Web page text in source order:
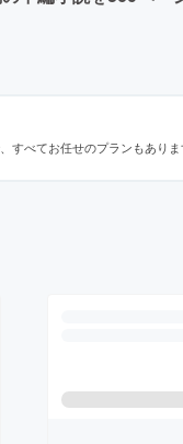
すべてお任せのプランもありま